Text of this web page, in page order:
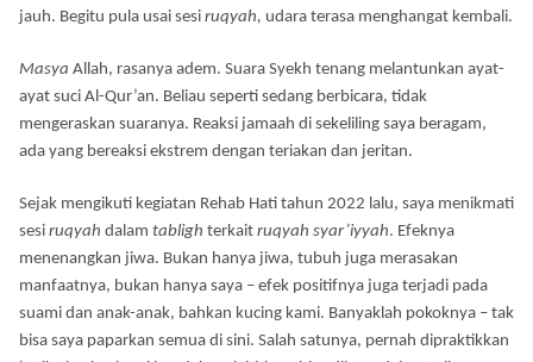
jauh. Begitu pula usai sesi ruqyah, udara terasa menghangat kembali.
Masya Allah, rasanya adem. Suara Syekh tenang melantunkan ayat-
ayat suci Al-Qur’an. Beliau seperti sedang berbicara, tidak
mengeraskan suaranya. Reaksi jamaah di sekeliling saya beragam,
ada yang bereaksi ekstrem dengan teriakan dan jeritan.
Sejak mengikuti kegiatan Rehab Hati tahun 2022 lalu, saya menikmati
sesi ruqyah dalam tabligh terkait ruqyah syar’iyyah. Efeknya
menenangkan jiwa. Bukan hanya jiwa, tubuh juga merasakan
manfaatnya, bukan hanya saya – efek positifnya juga terjadi pada
suami dan anak-anak, bahkan kucing kami. Banyaklah pokoknya – tak
bisa saya paparkan semua di sini. Salah satunya, pernah dipraktikkan